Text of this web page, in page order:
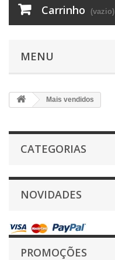
Carrinho (vazio)
MENU
Mais vendidos
CATEGORIAS
NOVIDADES
PROMOÇÕES